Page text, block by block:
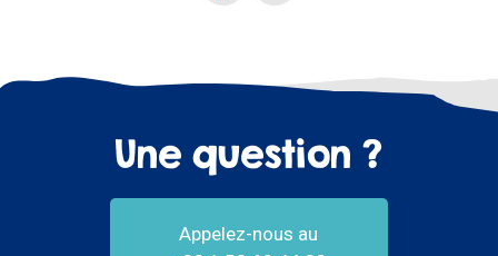
Une question ?
Appelez-nous au